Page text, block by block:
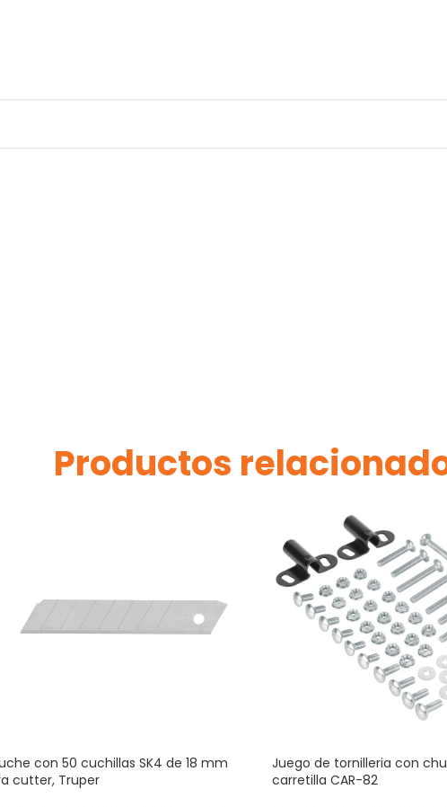
Productos
con 50 cuchillas SK4 de 18 mm
cutter, Truper
Juego de tornilleria con
carretilla CAR-82